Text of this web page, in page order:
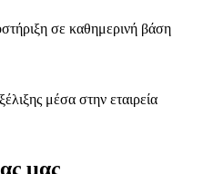
σε καθημερινή βάση
μέσα στην εταιρεία
μας